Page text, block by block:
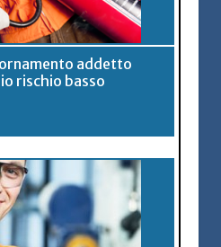
addetto
rischio basso